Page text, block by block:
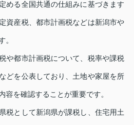
める全国共通の仕組みに基づきます
資産税、都市計画税などは新潟市や
。
や都市計画税について、税率や課税
どを公表しており、土地や家屋を所
容を確認することが重要です。
税として新潟県が課税し、住宅用土